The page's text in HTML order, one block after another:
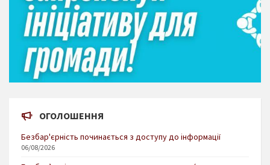
ОГОЛОШЕННЯ
Безбар'єрність починається з доступу до інформації
06/08/2026